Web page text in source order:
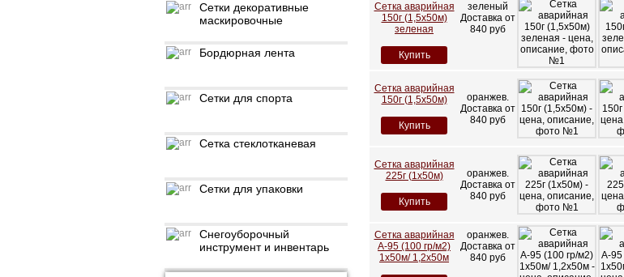
Сетки декоративные
маскировочные
Бордюрная лента
Сетки для спорта
Сетка стеклотканевая
Сетки для упаковки
Снегоуборочный
инструмент и инвентарь
Сетка аварийная
150г (1,5х50м)
зеленая
Купить
зеленый
Доставка от
840 руб
Сетка аварийная
150г (1,5х50м)
Купить
оранжев.
Доставка от
840 руб
Сетка аварийная
225г (1х50м)
Купить
оранжев.
Доставка от
840 руб
Сетка аварийная
А-95 (100 гр/м2)
1х50м/ 1,2х50м
оранжев.
Доставка от
840 руб